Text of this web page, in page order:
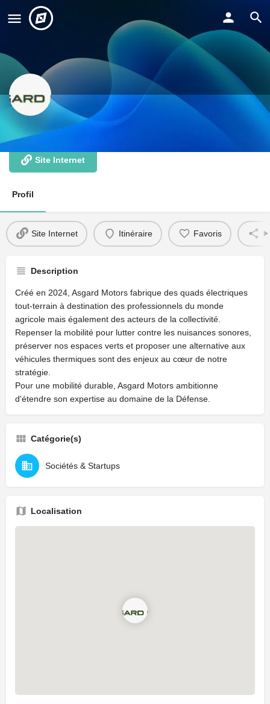
ASGARD MOTORS
Site Internet
Profil
Site Internet Itinéraire Favoris
Description
Créé en 2024, Asgard Motors fabrique des quads électriques
tout-terrain à destination des professionnels du monde
agricole mais également des acteurs de la collectivité.
Repenser la mobilité pour lutter contre les nuisances sonores,
préserver nos espaces verts et proposer une alternative aux
véhicules thermiques sont des enjeux au cœur de notre
stratégie.
Pour une mobilité durable, Asgard Motors ambitionne
d'étendre son expertise au domaine de la Défense.
Catégorie(s)
Sociétés & Startups
Localisation